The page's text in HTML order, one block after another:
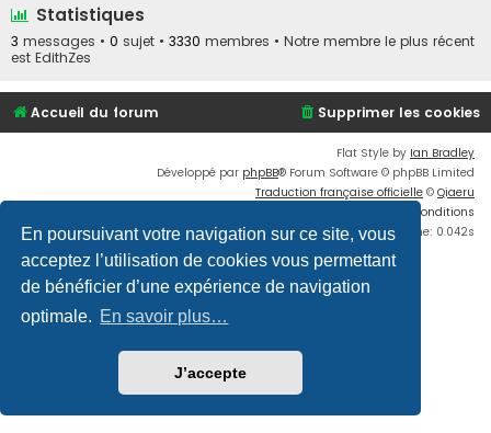
En poursuivant votre navigation sur ce site, vous
acceptez l’utilisation de cookies vous permettant
de bénéficier d’une expérience de navigation
optimale. En savoir plus…
J’accepte
Statistiques
3 messages • 0 sujet • 3330 membres • Notre membre le plus récent
est EdithZes
Accueil du forum Supprimer les cookies
Flat Style by Ian Bradley
Développé par phpBB® Forum Software © phpBB Limited
Traduction française officielle © Qiaeru
Conditions
Time: 0.042s